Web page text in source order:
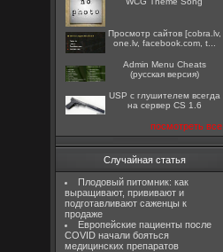
Просмотр сайтов [cobra.lv,
one.lv, facebook.com, t...
Admin Menu Cheats
(русская версия)
USP с глушителем всегда
на сервер CS 1.6
посмотреть все
Случайная статья
Плодовый питомник: как
выращивают, прививают и
подготавливают саженцы к
продаже
Европейские пациенты после
COVID начали бояться
медицинских препаратов